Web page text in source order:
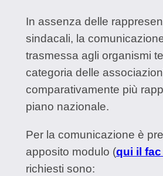
In assenza delle
sindacali, la
trasmessa agli organismi
categoria delle
comparativamente più
piano nazionale.
Per la comunicazione è
apposito modulo (qui il
richiesti sono: